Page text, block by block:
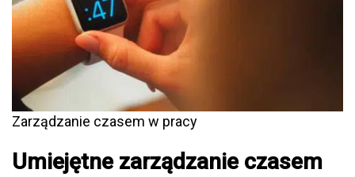
Zarządzanie czasem w pracy
Umiejętne zarządzanie czasem